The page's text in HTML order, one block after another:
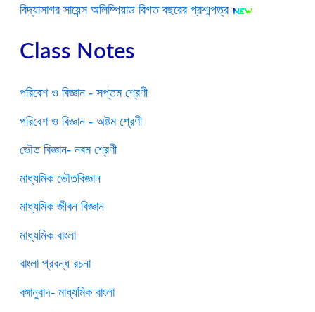
বিদ্যাসাগর সায়েন্স অলিম্পিয়াড বিগত বছরের প্রশ্মপত্র
Class Notes
পরিবেশ ও বিজ্ঞান - সপ্তম শ্রেণী
পরিবেশ ও বিজ্ঞান - অষ্টম শ্রেণী
ভৌত বিজ্ঞান- নবম শ্রেণী
মাধ্যমিক ভৌতবিজ্ঞান
মাধ্যমিক জীবন বিজ্ঞান
মাধ্যমিক বাংলা
বাংলা প্রবন্ধ রচনা
বঙ্গানুবাদ- মাধ্যমিক বাংলা